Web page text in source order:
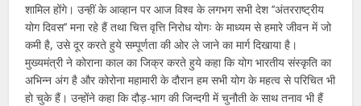
शामिल होंगे। उन्हीं के आव्हान पर आज विश्व के लगभग सभी देश ’’अंतरराष्ट्रीय
योग दिवस’’ मना रहे हैं तथा चित्त वृत्ति निरोध योगः के माध्यम से हमारे जीवन में जो
कमी है, उसे दूर करते हुये सम्पूर्णता की ओर ले जाने का मार्ग दिखाया है।
मुख्यमंत्री ने कोराना काल का जिक्र करते हुये कहा कि योग भारतीय संस्कृति का
अभिन्न अंग है और कोरोना महामारी के दौरान हम सभी योग के महत्व से परिचित भी
हो चुके हैं। उन्होंने कहा कि दौड़-भाग की जिन्दगी में चुनौती के साथ तनाव भी हैं